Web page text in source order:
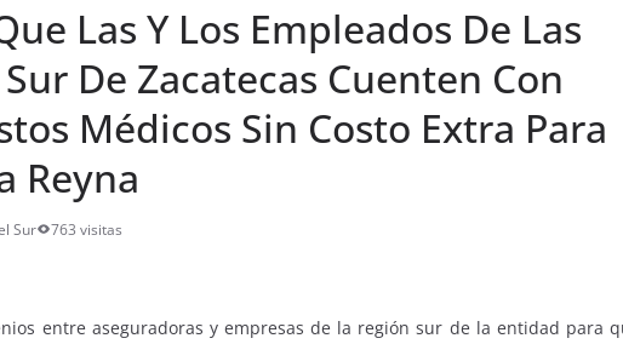
Las Y Los Empleados De Las
De Zacatecas Cuenten Con
Médicos Sin Costo Extra Para
Reyna
Sur 763 visitas
entre aseguradoras y empresas de la región sur de la entidad para